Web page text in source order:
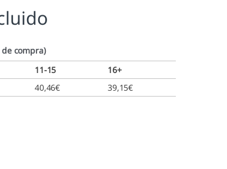
compra)
11-15
16+
40,46€ 39,15€